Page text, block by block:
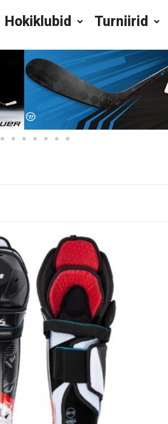
Hokiklubid Turniirid